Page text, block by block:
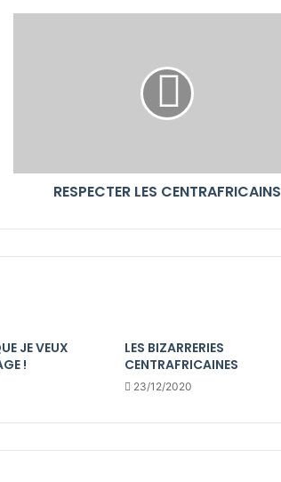
RESPECTER LES CENTRAFRICAINS
JE VEUX
!
LES BIZARRERIES
CENTRAFRICAINES
23/12/2020